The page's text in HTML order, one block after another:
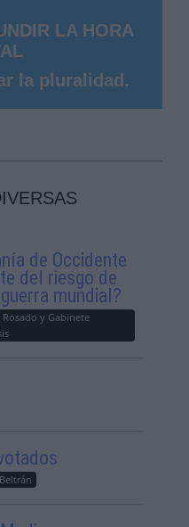
LA HORA
la pluralidad.
de Occidente
del riesgo de
mundial?
y Gabinete